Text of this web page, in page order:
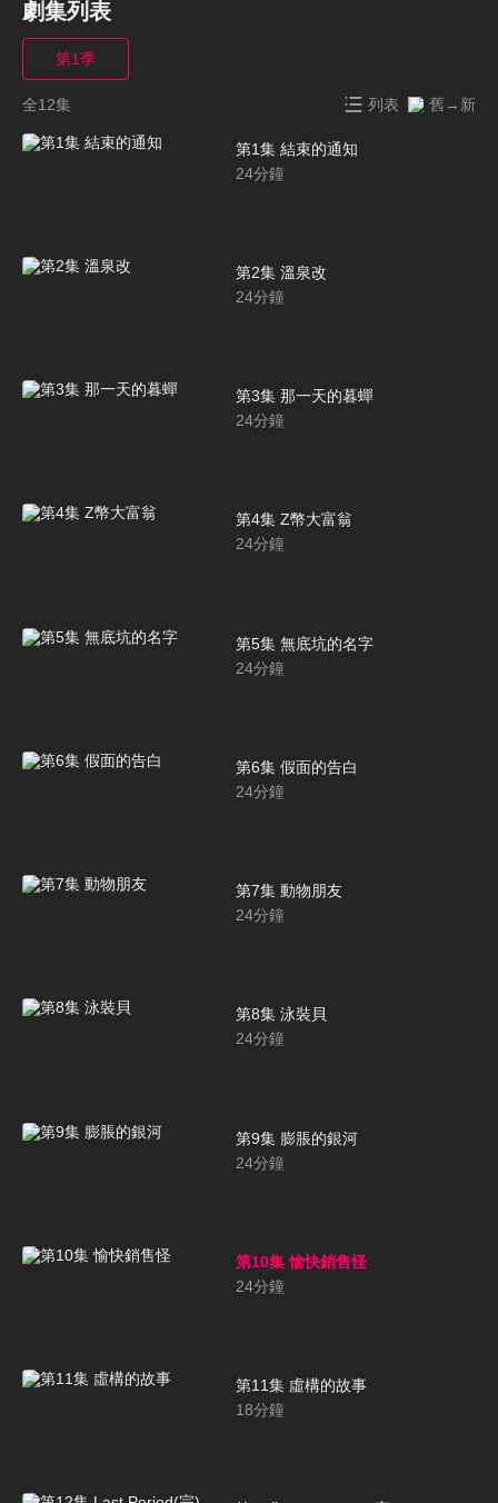
劇集列表
第1季
全12集 列表 舊→新
第1集 結束的通知
24分鐘
第2集 溫泉改
24分鐘
第3集 那一天的暮蟬
24分鐘
第4集 Z幣大富翁
24分鐘
第5集 無底坑的名字
24分鐘
第6集 假面的告白
24分鐘
第7集 動物朋友
24分鐘
第8集 泳裝貝
24分鐘
第9集 膨脹的銀河
24分鐘
第10集 愉快銷售怪
24分鐘
第11集 虛構的故事
18分鐘